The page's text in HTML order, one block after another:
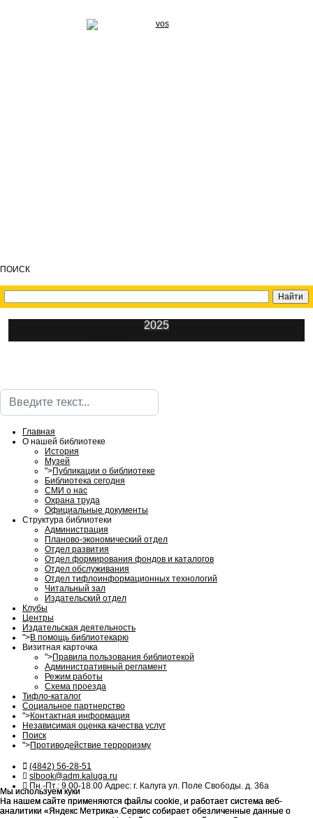
Мы используем куки
На нашем сайте применяются файлы cookie, и работает система веб-
аналитики «Яндекс Метрика».Сервис собирает обезличенные данные о
ПОИСК
2025
Поиск
Главная
О нашей библиотеке
История
Музей
">Публикации о библиотеке
Библиотека сегодня
СМИ о нас
Охрана труда
Официальные документы
Структура библиотеки
Администрация
Планово-экономический отдел
Отдел развития
Отдел формирования фондов и каталогов
Отдел обслуживания
Отдел тифлоинформационных технологий
Читальный зал
Издательский отдел
Клубы
Центры
Издательская деятельность
">В помощь библиотекарю
Визитная карточка
">Правила пользования библиотекой
Административный регламент
Режим работы
Схема проезда
Тифло-каталог
Социальное партнерство
">Контактная информация
Независимая оценка качества услуг
Поиск
">Противодействие терроризму
(4842) 56-28-51
slbook@adm.kaluga.ru
Пн.-Пт.: 9.00-18.00 Адрес: г. Калуга ул. Поле Свободы. д. 36а
Мы используем куки
На нашем сайте применяются файлы cookie, и работает система веб-
аналитики «Яндекс Метрика».Сервис собирает обезличенные данные о